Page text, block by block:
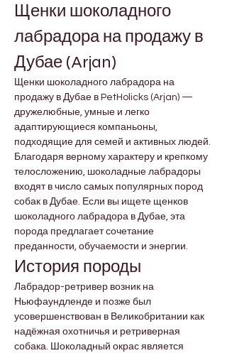
Щенки шоколадного
лабрадора на продажу в
Дубае (Arjan)
Щенки шоколадного лабрадора на
продажу в Дубае в PetHolicks (Arjan) —
дружелюбные, умные и легко
адаптирующиеся компаньоны,
подходящие для семей и активных людей.
Благодаря верному характеру и крепкому
телосложению, шоколадные лабрадоры
входят в число самых популярных пород
собак в Дубае. Если вы ищете щенков
шоколадного лабрадора в Дубае, эта
порода предлагает сочетание
преданности, обучаемости и энергии.
История породы
Лабрадор-ретривер возник на
Ньюфаундленде и позже был
усовершенствован в Великобритании как
надёжная охотничья и ретриверная
собака. Шоколадный окрас является